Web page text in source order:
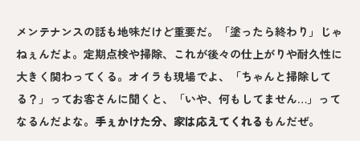
メンテナンスの話も地味だけど重要だ。「塗ったら終わり」じゃ
ねぇんだよ。定期点検や掃除、これが後々の仕上がりや耐久性に
大きく関わってくる。オイラも現場でよ、「ちゃんと掃除して
る？」ってお客さんに聞くと、「いや、何もしてません…」って
なるんだよな。 手ぇかけた分、家は応えてくれる もんだぜ。